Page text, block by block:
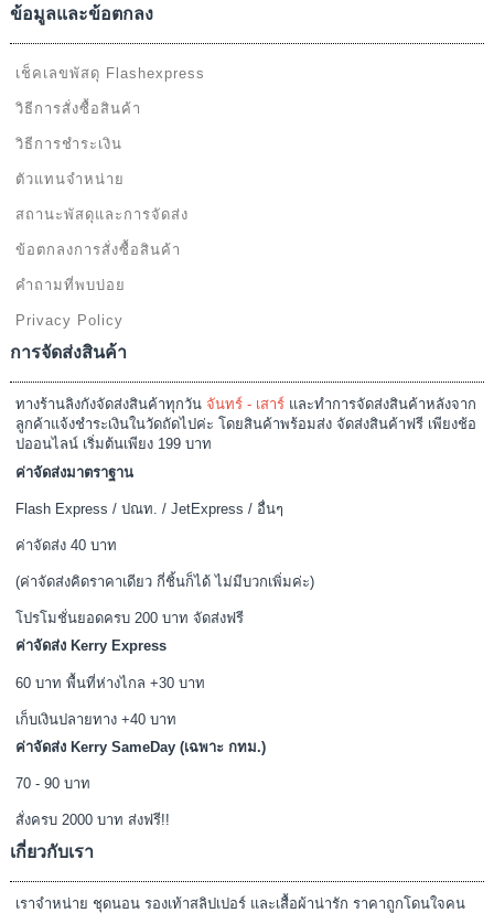
ข้อมูลและข้อตกลง
เช็คเลขพัสดุ Flashexpress
วิธีการสั่งซื้อสินค้า
วิธีการชำระเงิน
ตัวแทนจำหน่าย
สถานะพัสดุและการจัดส่ง
ข้อตกลงการสั่งซื้อสินค้า
คำถามที่พบบ่อย
Privacy Policy
การจัดส่งสินค้า
ทางร้านลิงกังจัดส่งสินค้าทุกวัน จันทร์ - เสาร์ และทำการจัดส่งสินค้าหลังจาก
ลูกค้าแจ้งชำระเงินในวัดถัดไปค่ะ โดยสินค้าพร้อมส่ง จัดส่งสินค้าฟรี เพียงช้อ
ปออนไลน์ เริ่มต้นเพียง 199 บาท
ค่าจัดส่งมาตราฐาน
Flash Express / ปณท. / JetExpress / อื่นๆ
ค่าจัดส่ง 40 บาท
(ค่าจัดส่งคิดราคาเดียว กี่ชิ้นก็ได้ ไม่มีบวกเพิ่มค่ะ)
โปรโมชั่นยอดครบ 200 บาท จัดส่งฟรี
ค่าจัดส่ง Kerry Express
60 บาท พื้นที่ห่างไกล +30 บาท
เก็บเงินปลายทาง +40 บาท
ค่าจัดส่ง Kerry SameDay (เฉพาะ กทม.)
70 - 90 บาท
สั่งครบ 2000 บาท ส่งฟรี!!
เกี่ยวกับเรา
เราจำหน่าย ชุดนอน รองเท้าสลิปเปอร์ และเสื้อผ้าน่ารัก ราคาถูกโดนใจคน